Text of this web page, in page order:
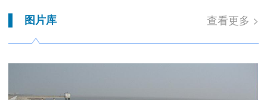
图片库 查看更多 >